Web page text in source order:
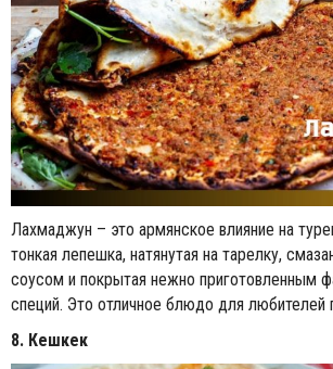
Лахмаджун – это армянское влияние на
тонкая лепешка, натянутая на тарелку,
соусом и покрытая нежно приготовленным
специй. Это отличное блюдо для любителей
8. Кешкек